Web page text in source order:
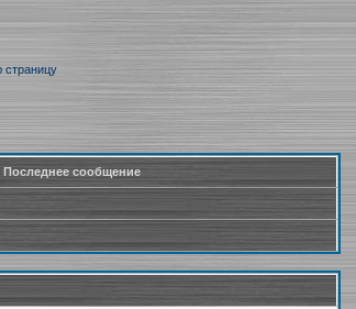
страницу
Последнее сообщение